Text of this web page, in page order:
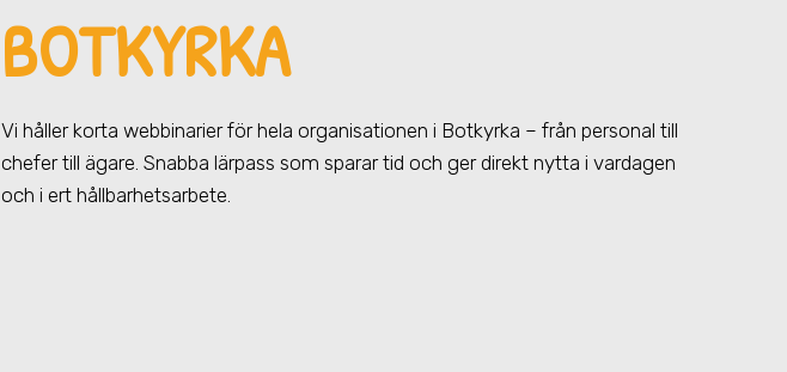
BOTKYRKA
Vi håller korta webbinarier för hela organisationen i Botkyrka – från personal till
chefer till ägare. Snabba lärpass som sparar tid och ger direkt nytta i vardagen
och i ert hållbarhetsarbete.